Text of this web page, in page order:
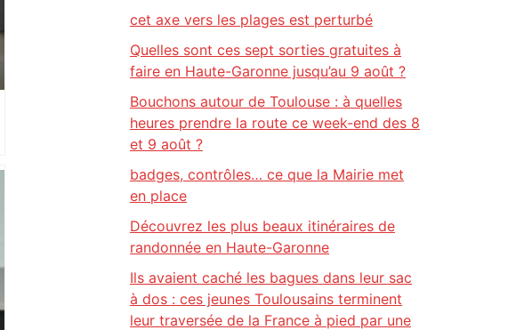
cet axe vers les plages est perturbé
Quelles sont ces sept sorties gratuites à
faire en Haute-Garonne jusqu’au 9 août ?
Bouchons autour de Toulouse : à quelles
heures prendre la route ce week-end des 8
et 9 août ?
badges, contrôles… ce que la Mairie met
en place
Découvrez les plus beaux itinéraires de
randonnée en Haute-Garonne
Ils avaient caché les bagues dans leur sac
à dos : ces jeunes Toulousains terminent
leur traversée de la France à pied par une